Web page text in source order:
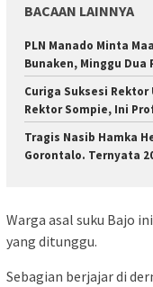
BACAAN LAINNYA
PLN Manado Minta
Bunaken, Minggu Dua
Curiga Suksesi
Rektor Sompie, Ini
Tragis Nasib Hamka
Gorontalo. Ternyata
Warga asal suku Bajo
yang ditunggu.
Sebagian berjajar di